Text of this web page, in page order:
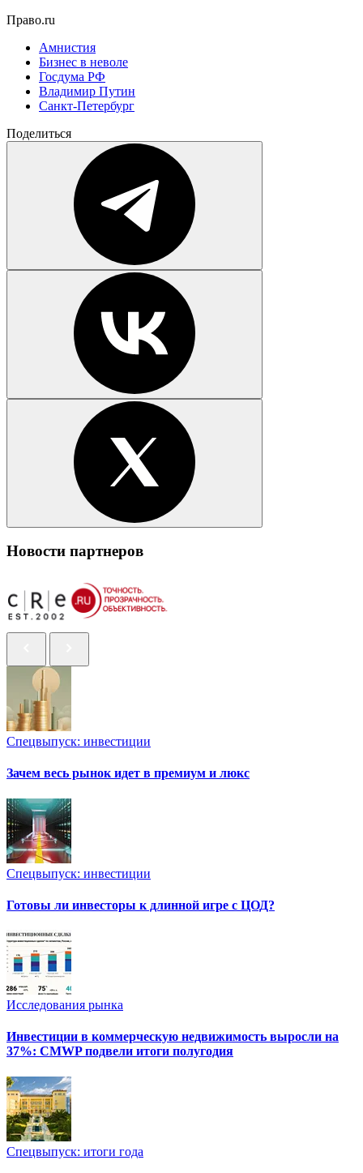
Право.ru
Амнистия
Бизнес в неволе
Госдума РФ
Владимир Путин
Санкт-Петербург
Поделиться
Новости партнеров
Спецвыпуск: инвестиции
Зачем весь рынок идет в премиум и люкс
Спецвыпуск: инвестиции
Готовы ли инвесторы к длинной игре с ЦОД?
Исследования рынка
Инвестиции в коммерческую недвижимость выросли на
37%: CMWP подвели итоги полугодия
Спецвыпуск: итоги года